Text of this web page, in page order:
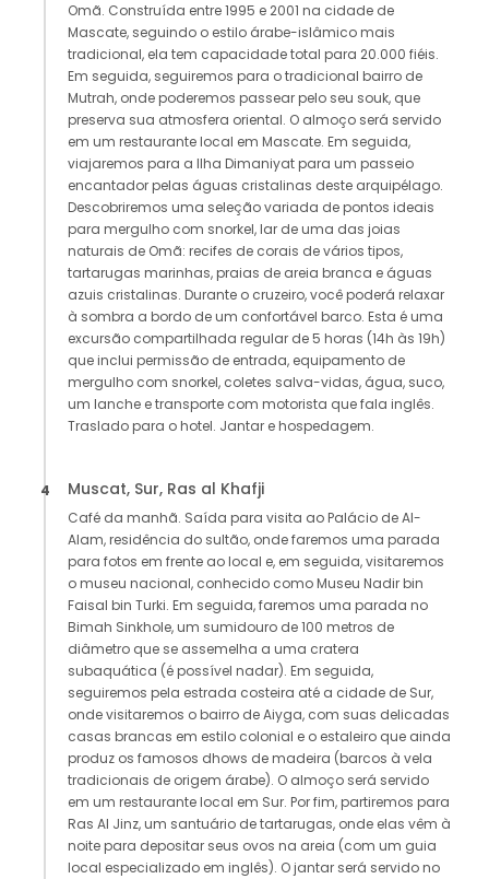
Omã. Construída entre 1995 e 2001 na cidade de
Mascate, seguindo o estilo árabe-islâmico mais
tradicional, ela tem capacidade total para 20.000 fiéis.
Em seguida, seguiremos para o tradicional bairro de
Mutrah, onde poderemos passear pelo seu souk, que
preserva sua atmosfera oriental. O almoço será servido
em um restaurante local em Mascate. Em seguida,
viajaremos para a Ilha Dimaniyat para um passeio
encantador pelas águas cristalinas deste arquipélago.
Descobriremos uma seleção variada de pontos ideais
para mergulho com snorkel, lar de uma das joias
naturais de Omã: recifes de corais de vários tipos,
tartarugas marinhas, praias de areia branca e águas
azuis cristalinas. Durante o cruzeiro, você poderá relaxar
à sombra a bordo de um confortável barco. Esta é uma
excursão compartilhada regular de 5 horas (14h às 19h)
que inclui permissão de entrada, equipamento de
mergulho com snorkel, coletes salva-vidas, água, suco,
um lanche e transporte com motorista que fala inglês.
Traslado para o hotel. Jantar e hospedagem.
4 Muscat, Sur, Ras al Khafji
Café da manhã. Saída para visita ao Palácio de Al-
Alam, residência do sultão, onde faremos uma parada
para fotos em frente ao local e, em seguida, visitaremos
o museu nacional, conhecido como Museu Nadir bin
Faisal bin Turki. Em seguida, faremos uma parada no
Bimah Sinkhole, um sumidouro de 100 metros de
diâmetro que se assemelha a uma cratera
subaquática (é possível nadar). Em seguida,
seguiremos pela estrada costeira até a cidade de Sur,
onde visitaremos o bairro de Aiyga, com suas delicadas
casas brancas em estilo colonial e o estaleiro que ainda
produz os famosos dhows de madeira (barcos à vela
tradicionais de origem árabe). O almoço será servido
em um restaurante local em Sur. Por fim, partiremos para
Ras Al Jinz, um santuário de tartarugas, onde elas vêm à
noite para depositar seus ovos na areia (com um guia
local especializado em inglês). O jantar será servido no